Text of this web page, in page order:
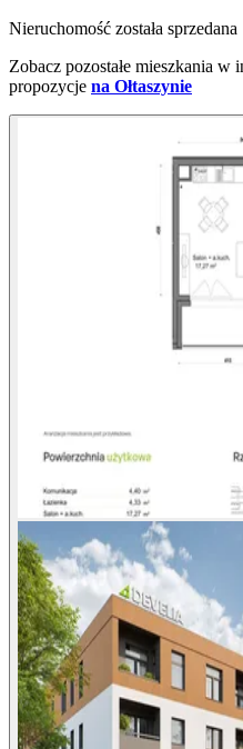
Nieruchomość została sprzedana
Zobacz pozostałe mieszkania w
propozycje na Ołtaszynie